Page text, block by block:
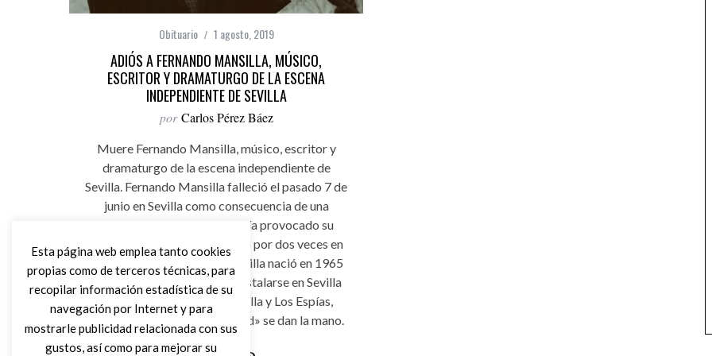
Obituario 1 agosto, 2019
ADIÓS A FERNANDO MANSILLA, MÚSICO,
ESCRITOR Y DRAMATURGO DE LA ESCENA
INDEPENDIENTE DE SEVILLA
por Carlos Pérez Báez
Muere Fernando Mansilla, músico, escritor y
dramaturgo de la escena independiente de
Sevilla. Fernando Mansilla falleció el pasado 7 de
junio en Sevilla como consecuencia de una
patología cardíaca, que había provocado su
ingreso en centro hospitalario por dos veces en
el último mes. Fernando Mansilla nació en 1965
en Barcelona, pero decidió instalarse en Sevilla
en 1981. Su proyecto Mansilla y Los Espías,
donde música y «Spoken Word» se dan la mano.
Esta página web emplea tanto cookies
propias como de terceros técnicas, para
recopilar información estadística de su
navegación por Internet y para
mostrarle publicidad relacionada con sus
gustos, así como para mejorar su